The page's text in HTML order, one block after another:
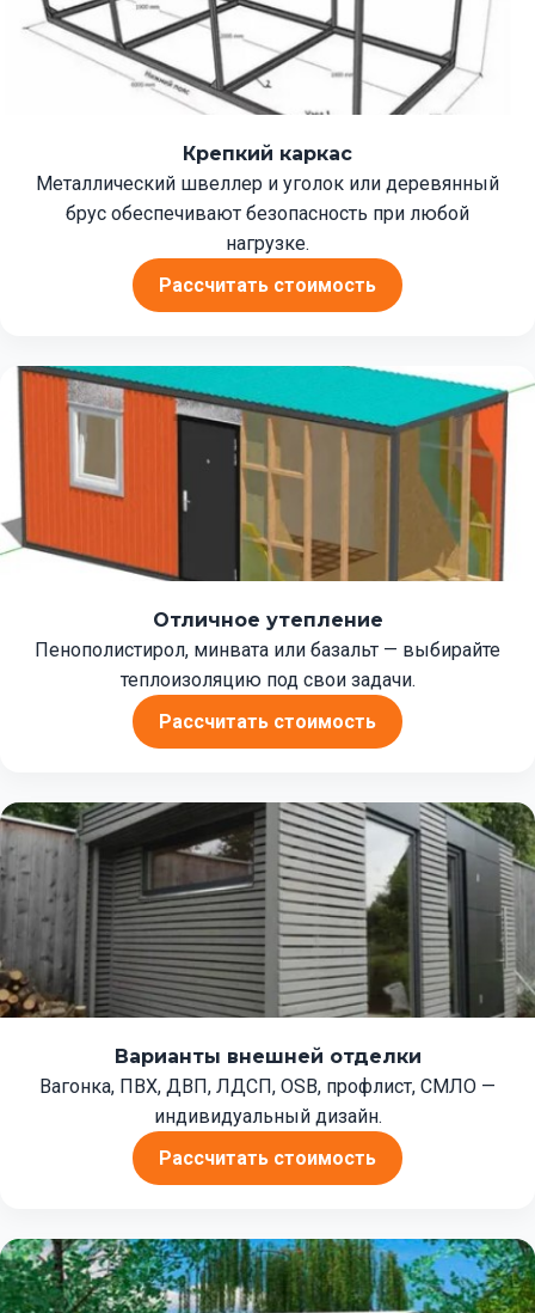
Крепкий каркас
Металлический швеллер и уголок или деревянный
брус обеспечивают безопасность при любой
нагрузке.
Рассчитать стоимость
Отличное утепление
Пенополистирол, минвата или базальт — выбирайте
теплоизоляцию под свои задачи.
Рассчитать стоимость
Варианты внешней отделки
Вагонка, ПВХ, ДВП, ЛДСП, OSB, профлист, СМЛО —
индивидуальный дизайн.
Рассчитать стоимость